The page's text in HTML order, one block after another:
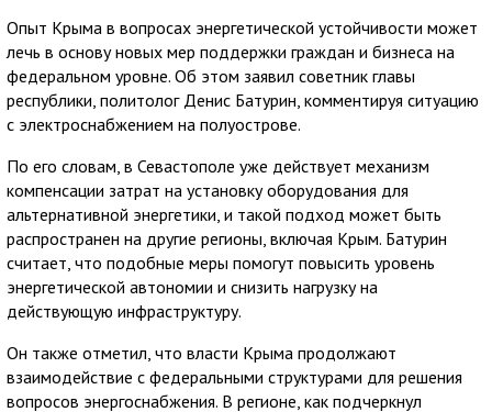
Опыт Крыма в вопросах энергетической устойчивости может
лечь в основу новых мер поддержки граждан и бизнеса на
федеральном уровне. Об этом заявил советник главы
республики, политолог Денис Батурин, комментируя ситуацию
с электроснабжением на полуострове.
По его словам, в Севастополе уже действует механизм
компенсации затрат на установку оборудования для
альтернативной энергетики, и такой подход может быть
распространен на другие регионы, включая Крым. Батурин
считает, что подобные меры помогут повысить уровень
энергетической автономии и снизить нагрузку на
действующую инфраструктуру.
Он также отметил, что власти Крыма продолжают
взаимодействие с федеральными структурами для решения
вопросов энергоснабжения. В регионе, как подчеркнул